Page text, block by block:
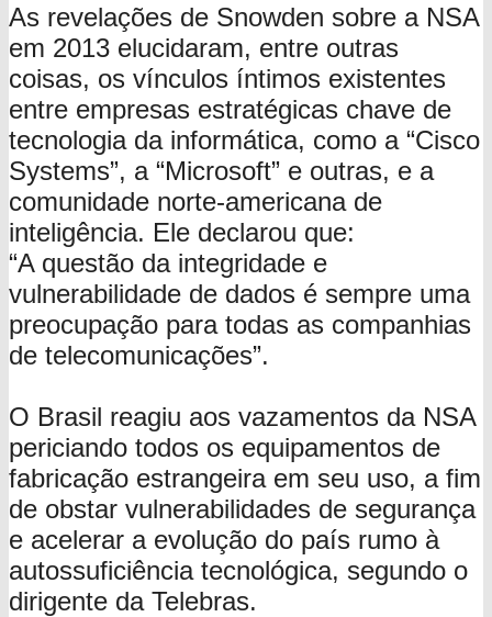
As revelações de Snowden sobre a NSA
em 2013 elucidaram, entre outras
coisas, os vínculos íntimos existentes
entre empresas estratégicas chave de
tecnologia da informática, como a “Cisco
Systems”, a “Microsoft” e outras, e a
comunidade norte-americana de
inteligência. Ele declarou que:
“A questão da integridade e
vulnerabilidade de dados é sempre uma
preocupação para todas as companhias
de telecomunicações”.
O Brasil reagiu aos vazamentos da NSA
periciando todos os equipamentos de
fabricação estrangeira em seu uso, a fim
de obstar vulnerabilidades de segurança
e acelerar a evolução do país rumo à
autossuficiência tecnológica, segundo o
dirigente da Telebras.